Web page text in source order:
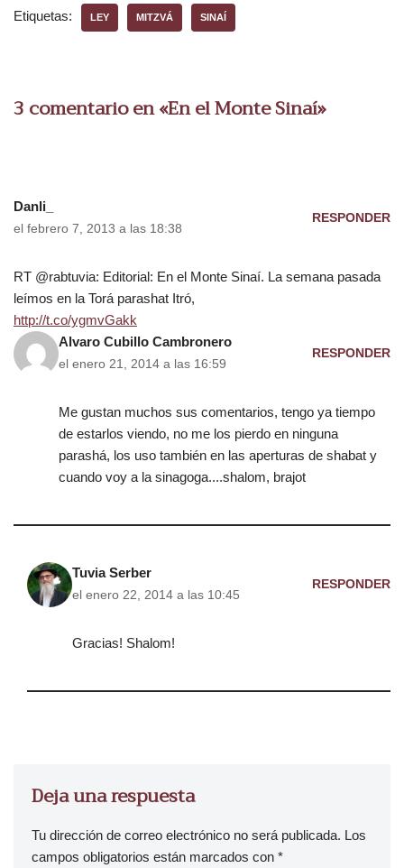
Etiquetas: LEY MITZVÁ SINAÍ
3 comentario en «En el Monte Sinaí»
Danli_
el febrero 7, 2013 a las 18:38
RESPONDER
RT @rabtuvia: Editorial: En el Monte Sinaí. La semana pasada
leímos en la Torá parashat Itró,
http://t.co/ygmvGakk
Alvaro Cubillo Cambronero
el enero 21, 2014 a las 16:59
RESPONDER
Me gustan muchos sus comentarios, tengo ya tiempo
de estarlos viendo, no me los pierdo en ninguna
parashá, los uso también en las aperturas de shabat y
cuando voy a la sinagoga....shalom, brajot
Tuvia Serber
el enero 22, 2014 a las 10:45
RESPONDER
Gracias! Shalom!
Deja una respuesta
Tu dirección de correo electrónico no será publicada. Los
campos obligatorios están marcados con *